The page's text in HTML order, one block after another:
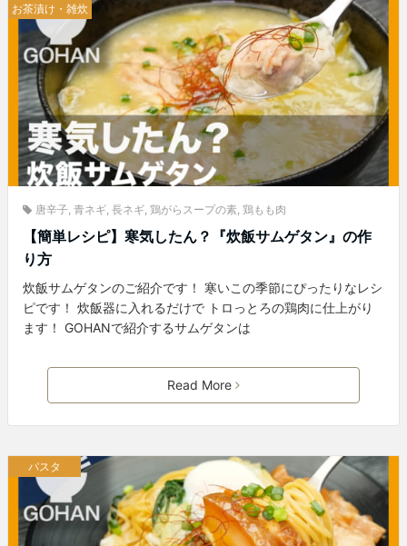
お茶漬け・雑炊
唐辛子 青ネギ 長ネギ 鶏がらスープの素 鶏もも肉
【簡単レシピ】寒気したん？『炊飯サムゲタン』の作
り方
炊飯サムゲタンのご紹介です！ 寒いこの季節にぴったりなレシ
ピです！ 炊飯器に入れるだけで トロっとろの鶏肉に仕上がり
ます！ GOHANで紹介するサムゲタンは
Read More
パスタ